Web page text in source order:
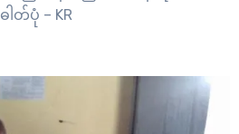
ဓါတ်ပုံ – KR